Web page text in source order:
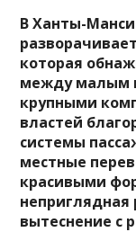
В Ханты-
которая
между малым
крупными
властей
системы
местные
красивыми
неприглядная
вытеснение с